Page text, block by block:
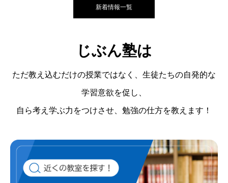
新着情報一覧
じぶん塾は
ただ教え込むだけの授業ではなく、生徒たちの自発的な
学習意欲を促し、
自ら考え学ぶ力をつけさせ、勉強の仕方を教えます！